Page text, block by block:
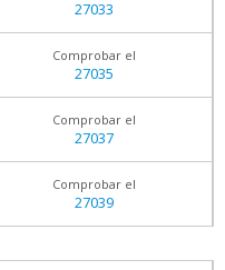
27033
Comprobar el
27035
Comprobar el
27037
Comprobar el
27039